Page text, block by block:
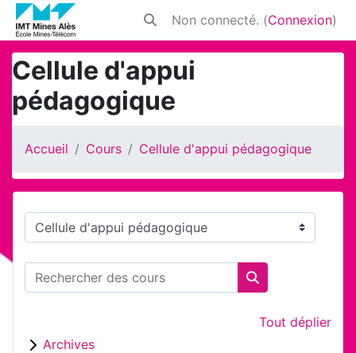
Passer au contenu principal
Activer/désactiver la saisie de
Non connecté. (Connexion)
Cellule d'appui
pédagogique
Accueil Cours Cellule d'appui pédagogique
Catégories de cours
Rechercher des cours
Rechercher des
Tout déplier
Archives